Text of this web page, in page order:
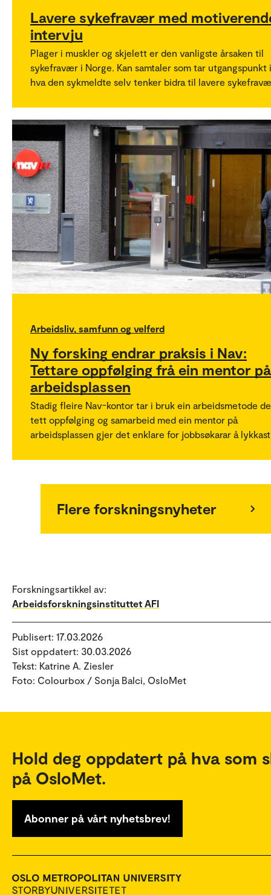
Lavere sykefravær med
intervju
Plager i muskler og skjelett er den vanligste årsaken til
sykefravær i Norge. Kan samtaler som tar utgangspunkt i
hva den sykmeldte selv tenker bidra til lavere
Arbeidsliv, samfunn og velferd
Ny forsking endrar praksis i Nav:
Tettare oppfølging frå ein mentor på
arbeidsplassen
Stadig fleire Nav-kontor tar i bruk ein arbeidsmetode
tett oppfølging og samarbeid med ein mentor på
arbeidsplassen gjer det enklare for jobbsøkarar å
Flere forskningsnyheter
Forskningsartikkel av:
Arbeidsforskningsinstituttet AFI
Publisert: 17.03.2026
Sist oppdatert: 30.03.2026
Tekst: Katrine A. Ziesler
Foto: Colourbox / Sonja Balci, OsloMet
Hold deg oppdatert på hva som
på OsloMet.
Abonner på vårt nyhetsbrev!